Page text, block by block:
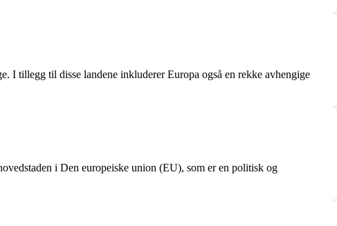
I tillegg til disse landene inkluderer Europa også en rekke avhengige
i Den europeiske union (EU), som er en politisk og